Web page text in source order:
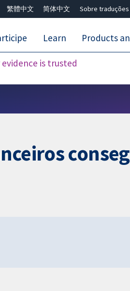
繁體中文 简体中文 Sobre traduções
evidence is trusted
Learn Products